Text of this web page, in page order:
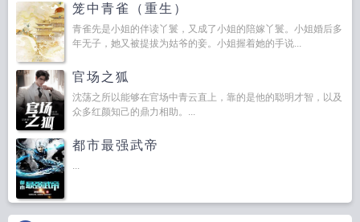
笼中青雀（重生）
青雀先是小姐的伴读丫鬟，又成了小姐的陪嫁丫鬟。小姐婚后多
年无子，她又被提拔为姑爷的妾。小姐握着她的手说...
官场之狐
沈荡之所以能够在官场中青云直上，靠的是他的聪明才智，以及
众多红颜知己的鼎力相助。...
都市最强武帝
...